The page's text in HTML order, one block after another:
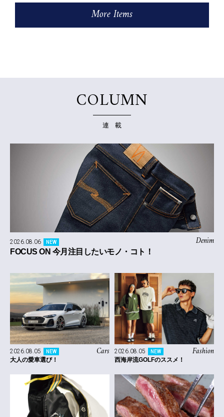
More Items
COLUMN
連 載
Denim
2026.08.06 NEW
FOCUS ON 今月注目したいモノ・コト！
Cars
2026.08.05 NEW
大人の愛車選び！
Fashion
2026.08.05 NEW
西海岸流GOLFのススメ！